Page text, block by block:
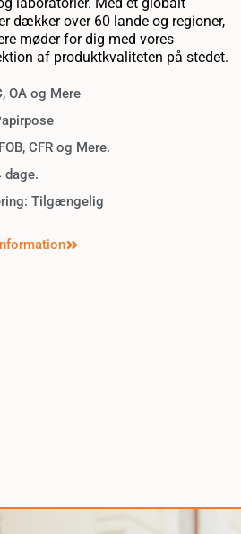
dækker over 60 lande og regioner,
møder for dig med vores
af produktkvaliteten på stedet.
OA og Mere
CFR og Mere.
dage.
Tilgængelig